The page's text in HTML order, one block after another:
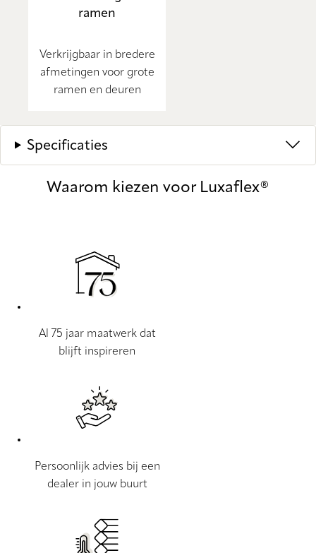
ramen
Verkrijgbaar in bredere
afmetingen voor grote
ramen en deuren
Specificaties
Waarom kiezen voor Luxaflex®
Al 75 jaar maatwerk dat
blijft inspireren
Persoonlijk advies bij een
dealer in jouw buurt